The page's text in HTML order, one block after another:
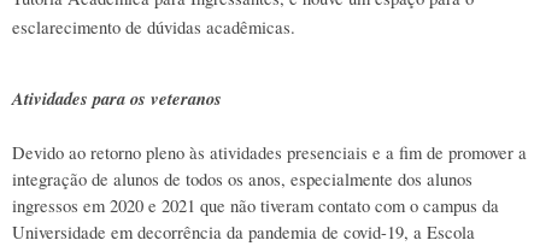
esclarecimento de dúvidas acadêmicas.
Atividades para os veteranos
Devido ao retorno pleno às atividades presenciais e a fim de promover a
integração de alunos de todos os anos, especialmente dos alunos
ingressos em 2020 e 2021 que não tiveram contato com o campus da
Universidade em decorrência da pandemia de covid-19, a Escola